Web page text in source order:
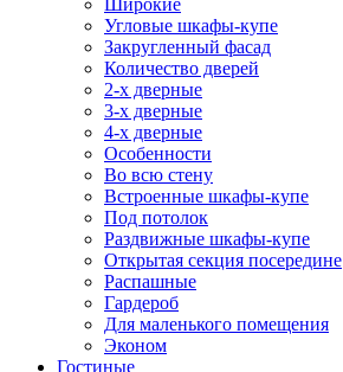
Широкие
Угловые шкафы-купе
Закругленный фасад
Количество дверей
2-х дверные
3-х дверные
4-х дверные
Особенности
Во всю стену
Встроенные шкафы-купе
Под потолок
Раздвижные шкафы-купе
Открытая секция посередине
Распашные
Гардероб
Для маленького помещения
Эконом
Гостиные